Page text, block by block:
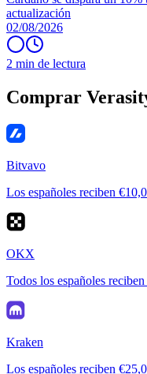
actualización
02/08/2026
2 min de lectura
Comprar
Bitvavo
Los españoles reciben
OKX
Todos los españoles
Kraken
Los españoles reciben